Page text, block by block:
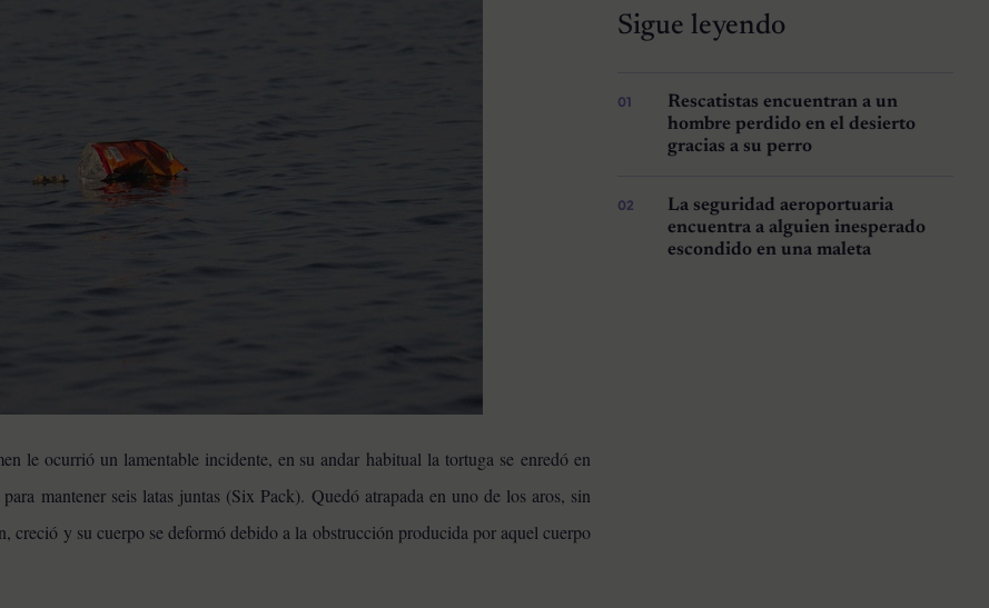
le ocurrió un lamentable incidente, en su andar habitual la tortuga se enredó en
mantener seis latas juntas (Six Pack). Quedó atrapada en uno de los aros, sin
creció y su cuerpo se deformó debido a la obstrucción producida por aquel cuerpo
Sigue leyendo
Rescatistas encuentran a un
hombre perdido en el desierto
gracias a su perro
La seguridad aeroportuaria
encuentra a alguien inesperado
escondido en una maleta